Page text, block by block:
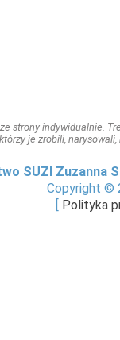
strony indywidualnie.
je zrobili,
SUZI Zuzanna
Copyright ©
Polityka